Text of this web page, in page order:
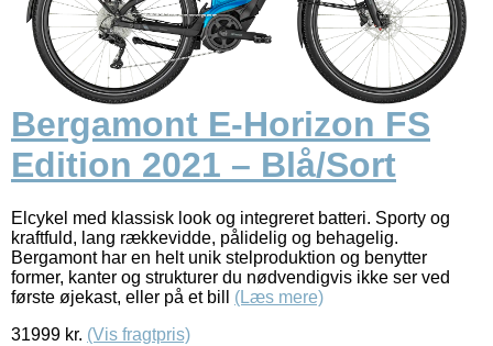
Bergamont E-Horizon FS
Edition 2021 – Blå/Sort
Elcykel med klassisk look og integreret batteri. Sporty og
kraftfuld, lang rækkevidde, pålidelig og behagelig.
Bergamont har en helt unik stelproduktion og benytter
former, kanter og strukturer du nødvendigvis ikke ser ved
første øjekast, eller på et bill (Læs mere)
31999 kr. (Vis fragtpris)